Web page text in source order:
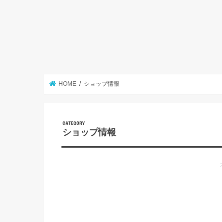
HOME ショップ情報
ショップ情報